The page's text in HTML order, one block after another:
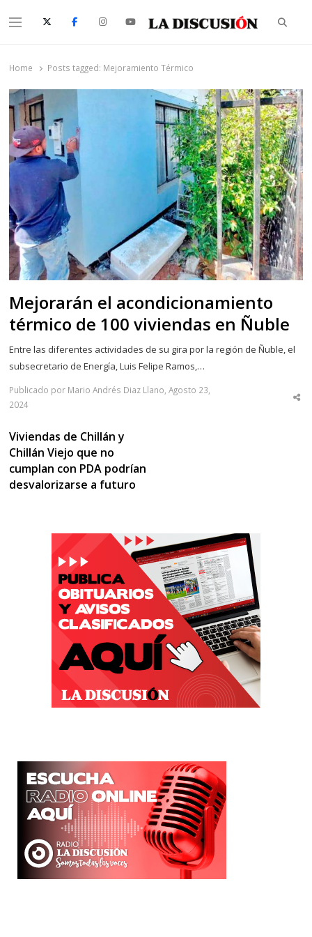
Menu
Home Posts tagged: Mejoramiento Térmico
Mejorarán el acondicionamiento
térmico de 100 viviendas en Ñuble
Entre las diferentes actividades de su gira por la región de Ñuble, el
subsecretario de Energía, Luis Felipe Ramos,…
Publicado por Mario Andrés Diaz Llano, Agosto 23,
2024
Viviendas de Chillán y
Chillán Viejo que no
cumplan con PDA podrían
desvalorizarse a futuro